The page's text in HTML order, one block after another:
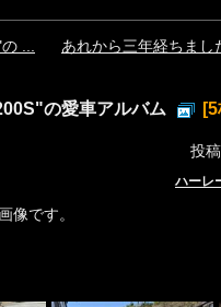
... あれから三年経ちまし
の愛車アルバム
投
ハーレ
像です。